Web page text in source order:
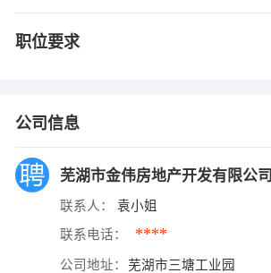
职位要求
公司信息
芜湖市金伟房地产开发有限公司
联系人： 袁小姐
联系电话： ****
公司地址： 芜湖市三塘工业园